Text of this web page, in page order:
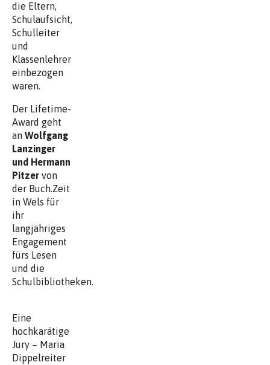
die Eltern,
Schulaufsicht,
Schulleiter
und
Klassenlehrer
einbezogen
waren.
Der Lifetime-
Award geht
an Wolfgang
Lanzinger
und Hermann
Pitzer von
der Buch.Zeit
in Wels für
ihr
langjähriges
Engagement
fürs Lesen
und die
Schulbibliotheken.
Eine
hochkarätige
Jury – Maria
Dippelreiter